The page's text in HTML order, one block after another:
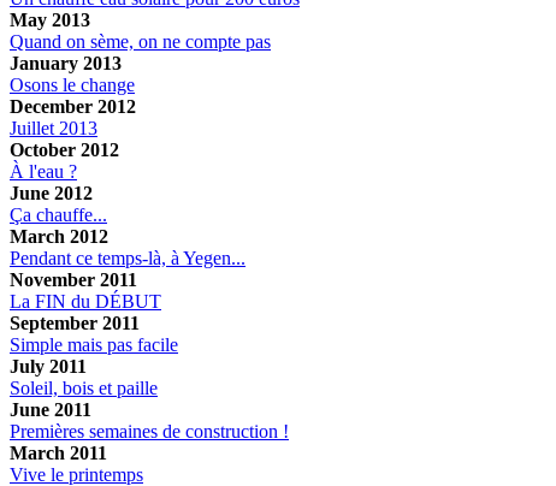
May 2013
Quand on sème, on ne compte pas
January 2013
Osons le change
December 2012
Juillet 2013
October 2012
À l'eau ?
June 2012
Ça chauffe...
March 2012
Pendant ce temps-là, à Yegen...
November 2011
La FIN du DÉBUT
September 2011
Simple mais pas facile
July 2011
Soleil, bois et paille
June 2011
Premières semaines de construction !
March 2011
Vive le printemps